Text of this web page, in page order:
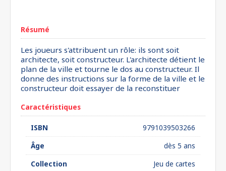
Résumé
Les joueurs s'attribuent un rôle: ils sont soit
architecte, soit constructeur. L'architecte détient le
plan de la ville et tourne le dos au constructeur. Il
donne des instructions sur la forme de la ville et le
constructeur doit essayer de la reconstituer
Caractéristiques
ISBN
9791039503266
Âge
dès 5 ans
Collection
Jeu de cartes